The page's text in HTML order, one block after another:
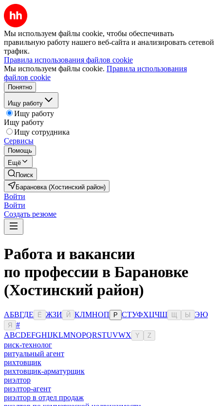
Мы используем файлы cookie, чтобы обеспечивать
правильную работу нашего веб-сайта и анализировать сетевой
трафик.
Правила использования файлов cookie
Мы используем файлы cookie. Правила использования
файлов cookie
Понятно
Ищу работу
Ищу работу
Ищу работу
Ищу сотрудника
Сервисы
Помощь
Ещё
Поиск
Барановка (Хостинский район)
Войти
Войти
Создать резюме
Работа и вакансии
по профессии в Барановке
(Хостинский район)
АБВГДЕ Ё ЖЗИ Й КЛМНОП Р СТУФХЦЧШ Ы ЭЮ
Я
#
ABCDEFGHIJKLMNOPQRSTUVWX Y Z
риск-технолог
ритуальный агент
рихтовщик
рихтовщик-арматурщик
риэлтор
риэлтор-агент
риэлтор в отдел продаж